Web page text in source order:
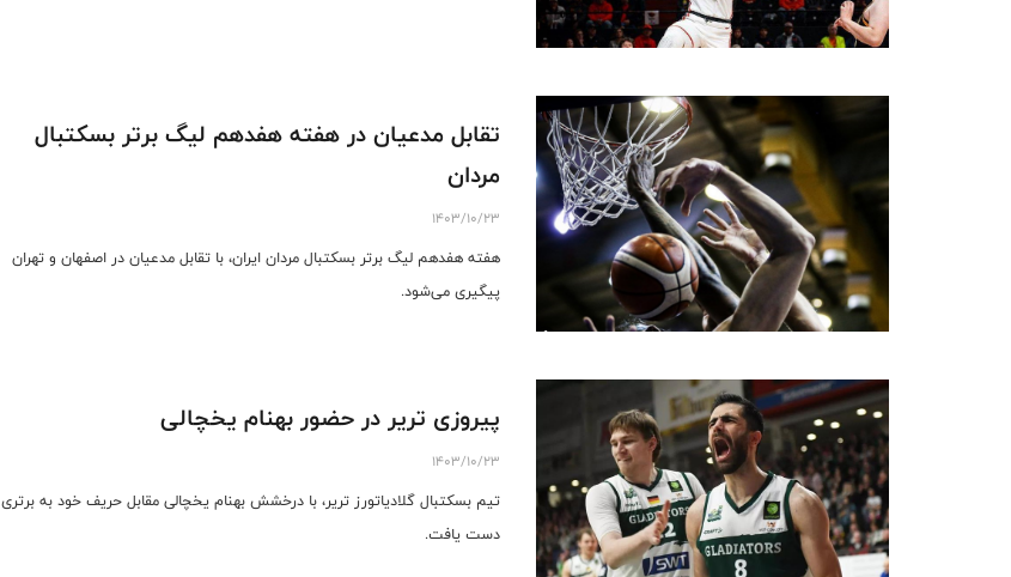
تقابل مدعیان در هفته هفدهم لیگ برتر بسکتبال
مردان
1403/10/23
هفته هفدهم لیگ برتر بسکتبال مردان ایران، با تقابل مدعیان در اصفهان و تهران
پیگیری می‌شود.
پیروزی تریر در حضور بهنام یخچالی
1403/10/23
تیم بسکتبال گلادیاتورز تریر، با درخشش بهنام یخچالی مقابل حریف خود به برتری
دست یافت.